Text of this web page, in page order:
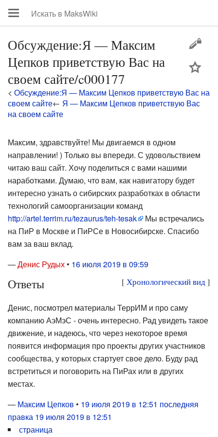
Обсуждение:Я — Максим
Цепков приветствую Вас на
своем сайте/c000177
< Обсуждение:Я — Максим Цепков приветствую Вас на
своем сайте← Я — Максим Цепков приветствую Вас
на своем сайте
Максим, здравствуйте! Мы двигаемся в одном
направлении! ) Только вы впереди. С удовольствием
читаю ваш сайт. Хочу поделиться с вами нашими
наработками. Думаю, что вам, как навигатору будет
интересно узнать о сибирских разработках в области
технологий самоорганизации команд
http://artel.terrim.ru/tezaurus/teh-tesak
Мы встречались
на ПиР в Москве и ПиРСе в Новосибирске. Спасибо
вам за ваш вклад.
—Денис Рудых • 16 июля 2019 в 09:59
[ Хронологический вид]
Ответы
Денис, посмотрел материалы ТеррИМ и про саму
компанию АэМэС - очень интересно. Рад увидеть такое
движение, и надеюсь, что через некоторое время
появится информация про проекты других участников
сообщества, у которых стартует свое дело. Буду рад
встретиться и поговорить на ПиРах или в других
местах.
— Максим Цепков • 19 июля 2019 в 12:51 последняя
правка 19 июля 2019 в 12:51
страница